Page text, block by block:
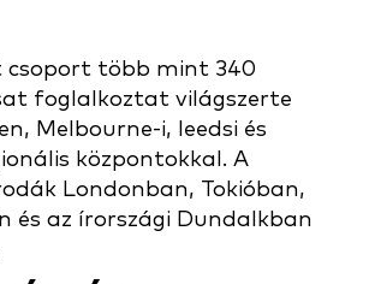
több mint 340
foglalkoztat világszerte
Melbourne-i, leedsi és
központokkal. A
Londonban, Tokióban,
és az írországi Dundalkban